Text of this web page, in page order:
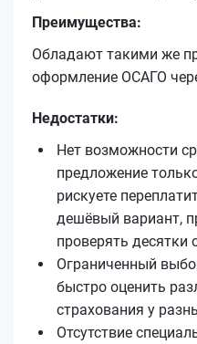
Преимущества:
Обладают такими же
оформление ОСАГО
Недостатки:
Нет возможности
предложение
рискуете
дешёвый вариант,
проверять десятки
Ограниченный
быстро оценить
страхования у
Отсутствие